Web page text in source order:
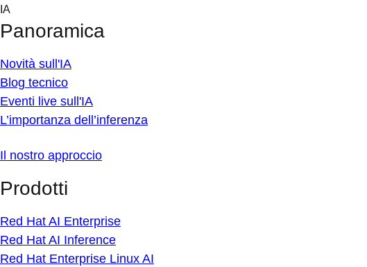
Skip
content
IA
Panoramica
Novità sull'IA
Blog tecnico
Eventi live sull'IA
L’importanza dell’inferenza
Il nostro approccio
Prodotti
Red Hat AI Enterprise
Red Hat AI Inference
Red Hat Enterprise Linux AI